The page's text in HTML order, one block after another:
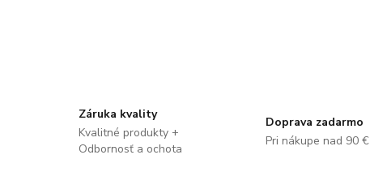
Záruka kvality
Kvalitné produkty +
Odbornosť a ochota
Doprava zadarmo
Pri nákupe nad 90 €